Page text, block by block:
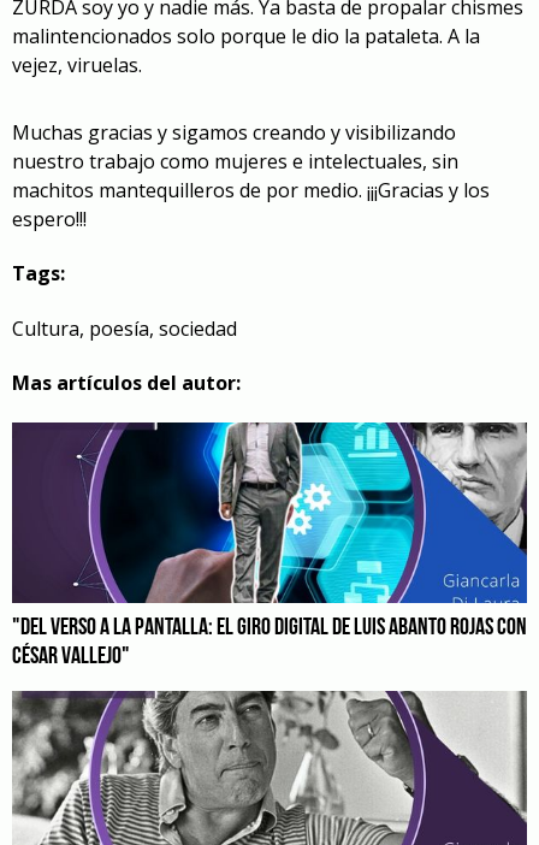
ZURDA soy yo y nadie más. Ya basta de propalar chismes
malintencionados solo porque le dio la pataleta. A la
vejez, viruelas.
Muchas gracias y sigamos creando y visibilizando
nuestro trabajo como mujeres e intelectuales, sin
machitos mantequilleros de por medio. ¡¡¡Gracias y los
espero!!!
Tags:
Cultura, poesía, sociedad
Mas artículos del autor:
"DEL VERSO A LA PANTALLA: EL GIRO DIGITAL DE LUIS ABANTO ROJAS CON
CÉSAR VALLEJO"